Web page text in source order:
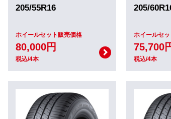
205/55R16
ホイールセット販売価格
80,000円
税込/4本
205/
ホイールセ
75,700
税込/4本